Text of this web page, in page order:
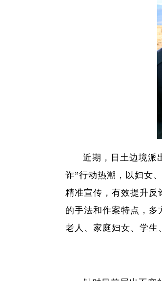
近期，日土边境派
诈”行动热潮，以妇女
精准宣传，有效提升反
的手法和作案特点，
老人、家庭妇女、学生